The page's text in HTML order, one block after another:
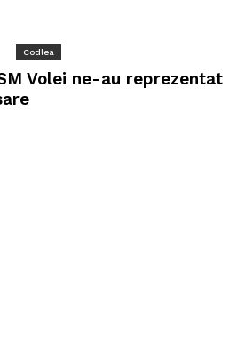
Codlea
Volei ne-au reprezentat